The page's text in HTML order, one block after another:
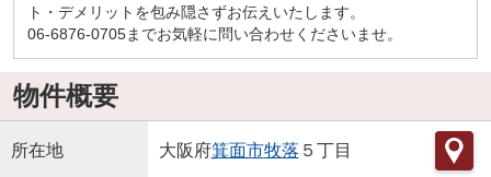
ト・デメリットを包み隠さずお伝えいたします。
06-6876-0705までお気軽に問い合わせくださいませ。
物件概要
所在地 大阪府箕面市牧落 ５丁目